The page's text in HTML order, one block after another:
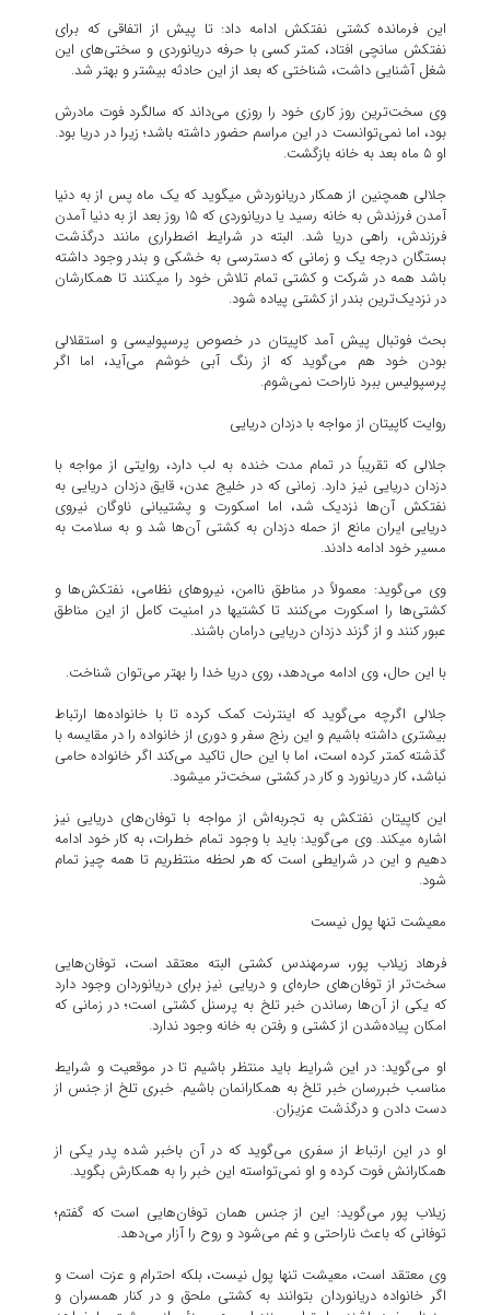
این فرمانده کشتی نفتکش ادامه داد: تا پیش از اتفاقی که برای
نفتکش سانچی افتاد، کمتر کسی با حرفه دریانوردی و سختی‌های این
شغل آشنایی داشت، شناختی که بعد از این حادثه بیشتر و بهتر شد.
وی سخت‌ترین روز کاری خود را روزی می‌داند که سالگرد فوت مادرش
بود، اما نمی‌توانست در این مراسم حضور داشته باشد؛ زیرا در دریا بود.
او ۵ ماه بعد به خانه بازگشت.
جلالی همچنین از همکار دریانوردش می‎گوید که یک ماه پس از به دنیا
آمدن فرزندش به خانه رسید یا دریانوردی که ۱۵ روز بعد از به دنیا آمدن
فرزندش، راهی دریا شد. البته در شرایط اضطراری مانند درگذشت
بستگان درجه یک و زمانی که دسترسی به خشکی و بندر وجود داشته
باشد همه در شرکت و کشتی تمام تلاش خود را می‎کنند تا همکارشان
در نزدیک‌ترین بندر از کشتی پیاده شود.
بحث فوتبال پیش آمد کاپیتان در خصوص پرسپولیسی و استقلالی
بودن خود هم می‌گوید که از رنگ آبی خوشم می‌آید، اما اگر
پرسپولیس ببرد ناراحت نمی‌شوم.
روایت کاپیتان از مواجه با دزدان دریایی
جلالی که تقریباً در تمام مدت خنده به لب دارد، روایتی از مواجه با
دزدان دریایی نیز دارد. زمانی که در خلیج عدن، قایق دزدان دریایی به
نفتکش آن‌ها نزدیک شد، اما اسکورت و پشتیبانی ناوگان نیروی
دریایی ایران مانع از حمله دزدان به کشتی آن‌ها شد و به سلامت به
مسیر خود ادامه دادند.
وی می‌گوید: معمولاً در مناطق ناامن، نیرو‌های نظامی، نفتکش‌ها و
کشتی‌ها را اسکورت می‌کنند تا کشتی‎ها در امنیت کامل از این مناطق
عبور کنند و از گزند دزدان دریایی درامان باشند.
با این حال، وی ادامه می‌دهد، روی دریا خدا را بهتر می‌توان شناخت.
جلالی اگرچه می‌گوید که اینترنت کمک کرده تا با خانواده‌ها ارتباط
بیشتری داشته باشیم و این رنج سفر و دوری از خانواده را در مقایسه با
گذشته کمتر کرده است، اما با این حال تاکید می‌کند اگر خانواده حامی
نباشد، کار دریانورد و کار در کشتی سخت‌تر می‎شود.
این کاپیتان نفتکش به تجربه‌اش از مواجه با توفان‌های دریایی نیز
اشاره می‎کند. وی می‌گوید: باید با وجود تمام خطرات، به کار خود ادامه
دهیم و این در شرایطی است که هر لحظه منتظریم تا همه چیز تمام
شود.
معیشت تنها پول نیست
فرهاد زیلاب پور، سرمهندس کشتی البته معتقد است، توفان‌هایی
سخت‌تر از توفان‌های حاره‌ای و دریایی نیز برای دریانوردان وجود دارد
که یکی از آن‌ها رساندن خبر تلخ به پرسنل کشتی است؛ در زمانی که
امکان پیاده‌شدن از کشتی و رفتن به خانه وجود ندارد.
او می‌گوید: در این شرایط باید منتظر باشیم تا در موقعیت و شرایط
مناسب خبررسان خبر تلخ به همکارانمان باشیم. خبری تلخ از جنس از
دست دادن و درگذشت عزیزان.
او در این ارتباط از سفری می‌گوید که در آن باخبر شده پدر یکی از
همکارانش فوت کرده و او نمی‌تواسته این خبر را به همکارش بگوید.
زیلاب پور می‌گوید: این از جنس همان توفان‌هایی است که گفتم؛
توفانی که باعث ناراحتی و غم می‌شود و روح را آزار می‌دهد.
وی معتقد است، معیشت تنها پول نیست، بلکه احترام و عزت است و
اگر خانواده دریانوردان بتوانند به کشتی ملحق و در کنار همسران و